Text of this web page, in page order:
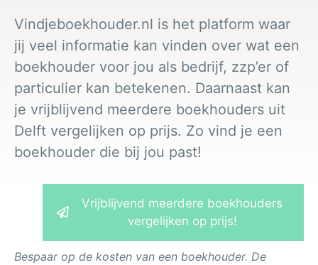
Vindjeboekhouder.nl is het platform waar
jij veel informatie kan vinden over wat een
boekhouder voor jou als bedrijf, zzp’er of
particulier kan betekenen. Daarnaast kan
je vrijblijvend meerdere boekhouders uit
Delft vergelijken op prijs. Zo vind je een
boekhouder die bij jou past!
Vrijblijvend meerdere boekhouders
vergelijken op prijs!
Bespaar op de kosten van een boekhouder. De